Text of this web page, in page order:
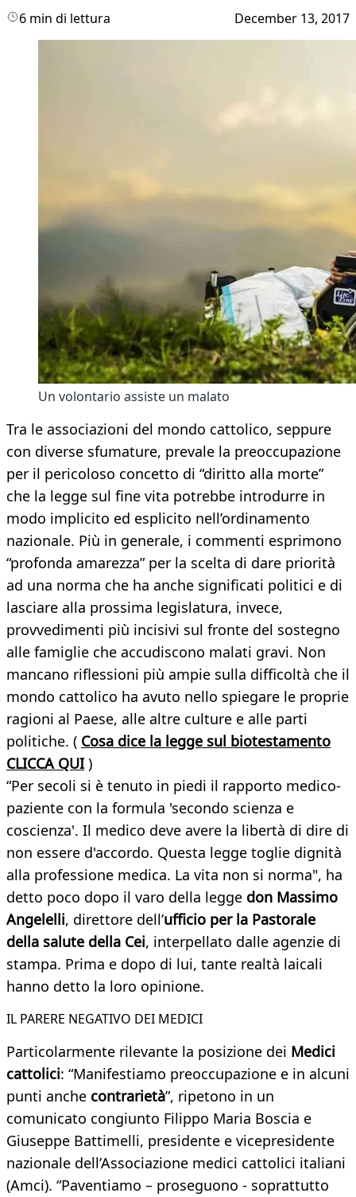
6 min di lettura December 13, 2017
Un volontario assiste un malato
Tra le associazioni del mondo cattolico, seppure
con diverse sfumature, prevale la preoccupazione
per il pericoloso concetto di “diritto alla morte”
che la legge sul fine vita potrebbe introdurre in
modo implicito ed esplicito nell’ordinamento
nazionale. Più in generale, i commenti esprimono
“profonda amarezza” per la scelta di dare priorità
ad una norma che ha anche significati politici e di
lasciare alla prossima legislatura, invece,
provvedimenti più incisivi sul fronte del sostegno
alle famiglie che accudiscono malati gravi. Non
mancano riflessioni più ampie sulla difficoltà che il
mondo cattolico ha avuto nello spiegare le proprie
ragioni al Paese, alle altre culture e alle parti
politiche. ( Cosa dice la legge sul biotestamento
CLICCA QUI )
“Per secoli si è tenuto in piedi il rapporto medico-
paziente con la formula 'secondo scienza e
coscienza'. Il medico deve avere la libertà di dire di
non essere d'accordo. Questa legge toglie dignità
alla professione medica. La vita non si norma", ha
detto poco dopo il varo della legge don Massimo
Angelelli, direttore dell’ufficio per la Pastorale
della salute della Cei, interpellato dalle agenzie di
stampa. Prima e dopo di lui, tante realtà laicali
hanno detto la loro opinione.
IL PARERE NEGATIVO DEI MEDICI
Particolarmente rilevante la posizione dei Medici
cattolici: “Manifestiamo preoccupazione e in alcuni
punti anche contrarietà”, ripetono in un
comunicato congiunto Filippo Maria Boscia e
Giuseppe Battimelli, presidente e vicepresidente
nazionale dell’Associazione medici cattolici italiani
(Amci). “Paventiamo – proseguono - soprattutto